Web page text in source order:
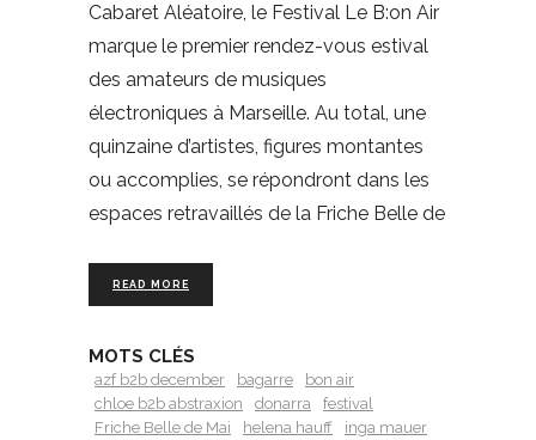
Cabaret Aléatoire, le Festival Le B:on Air
marque le premier rendez-vous estival
des amateurs de musiques
électroniques à Marseille. Au total, une
quinzaine d’artistes, figures montantes
ou accomplies, se répondront dans les
espaces retravaillés de la Friche Belle de
READ MORE
MOTS CLÉS
azf b2b december bagarre
bon air
chloe b2b abstraxion
donarra
festival
Friche Belle de Mai
helena hauff
inga mauer